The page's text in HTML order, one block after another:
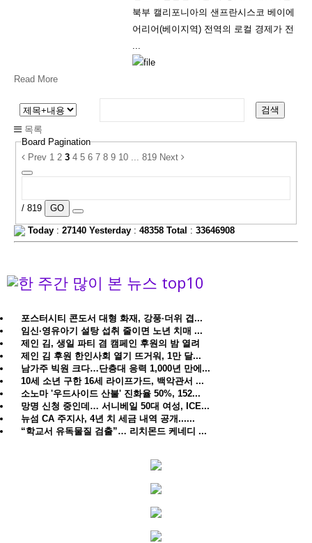
북부 캘리포니아의 샌프란시스코 베이에
어리어(베이지역) 전역의 로컬 경제가 전
Read More
검색
목록
Board Pagination
Prev 1 2 3 4 5 6 7 8 9 10 ... 819 Next
/ 819 GO
Today : 27140 Yesterday : 48358 Total : 33646908
포스터시티 콘도서 대형 화재, 강풍·더위 겹...
임신·영유아기 설탕 섭취 줄이면 노년 치매 ...
제인 김, 생일 파티 겸 캠페인 후원의 밤 열려
제인 김 후원 한인사회 열기 뜨거워, 1만 달...
남가주 빅원 크다…단층대 응력 1,000년 만에...
10세 소년 구한 16세 라이프가드, 백악관서 ...
소노마 '우드사이드 산불' 진화율 50%, 152...
망명 신청 중인데… 서니베일 50대 여성, ICE...
뉴섬 CA 주지사, 4년 치 세금 내역 공개......
“학교서 유독물질 검출”… 리치몬드 케네디 ...